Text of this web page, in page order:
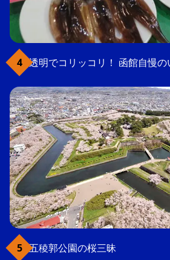
透明でコリッコリ！ 函館自慢
五稜郭公園の桜三昧